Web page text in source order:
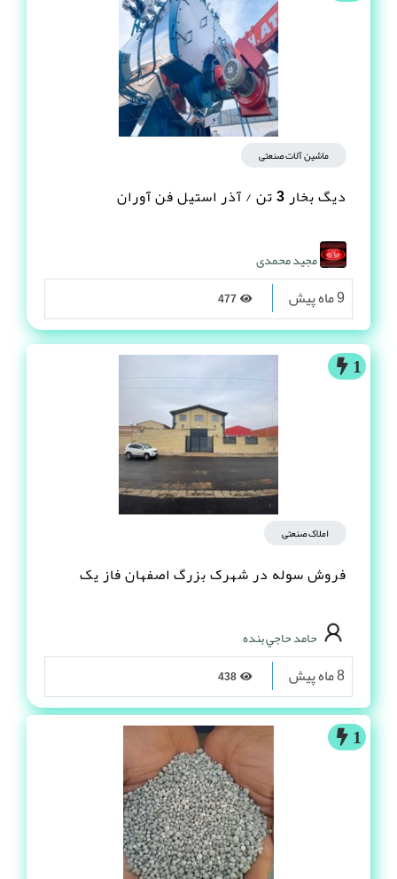
ماشین آلات صنعتی
دیگ بخار 3 تن / آذر استیل فن آوران
مجید محمدی
9 ماه پیش
1
املاک صنعتی
فروش سوله در شهرک بزرگ اصفهان فاز یک
حامد حاجي بنده
8 ماه پیش
1